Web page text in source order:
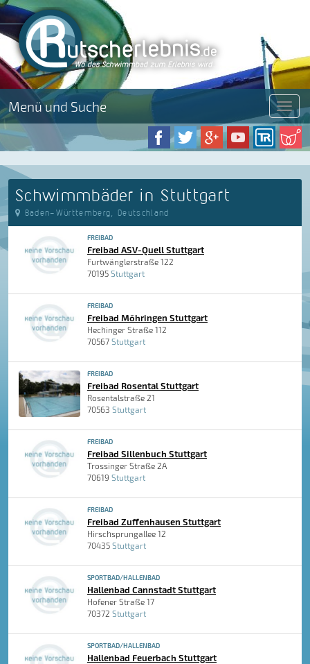
Menü und Suche Menü
Schwimmbäder in Stuttgart
Baden-Württemberg, Deutschland
FREIBAD
Freibad ASV-Quell Stuttgart
Furtwänglerstraße 122
70195 Stuttgart
FREIBAD
Freibad Möhringen Stuttgart
Hechinger Straße 112
70567 Stuttgart
FREIBAD
Freibad Rosental Stuttgart
Rosentalstraße 21
70563 Stuttgart
FREIBAD
Freibad Sillenbuch Stuttgart
Trossinger Straße 2A
70619 Stuttgart
FREIBAD
Freibad Zuffenhausen Stuttgart
Hirschsprungallee 12
70435 Stuttgart
SPORTBAD/HALLENBAD
Hallenbad Cannstadt Stuttgart
Hofener Straße 17
70372 Stuttgart
SPORTBAD/HALLENBAD
Hallenbad Feuerbach Stuttgart